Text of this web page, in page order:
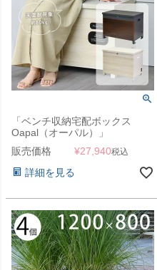
「ベンチ収納宅配ボックス
Oapal（オーパル）」
販売価格
¥27,940税込
詳細を見る